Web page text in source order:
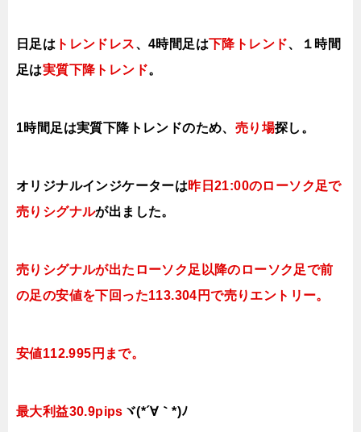
日足は トレンドレス、4時間足は下降トレンド、１時間
足は実質下降トレンド。
1時間足は実質下降トレンドのため、 売り場探し。
オリジナルインジケーターは昨日21:00のローソク足で
売り シグナルが出ました。
売りシグナルが出たローソク足以降のローソク足で前
の足の安値を下回った113.304円で売り エントリー。
安値112.995円まで。
最大利益30.9pips ヾ(*´∀｀*)ﾉ